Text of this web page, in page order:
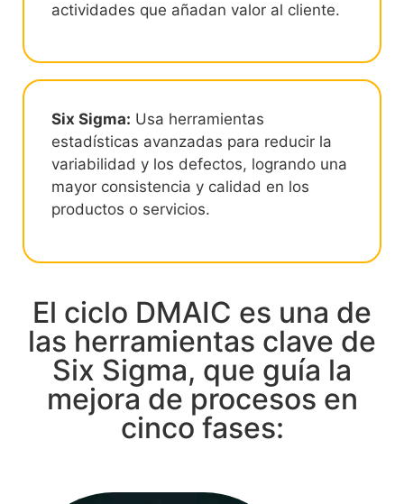
actividades que añadan valor al cliente.
Six Sigma: Usa herramientas
estadísticas avanzadas para reducir la
variabilidad y los defectos, logrando una
mayor consistencia y calidad en los
productos o servicios.
El ciclo DMAIC es una de
las herramientas clave de
Six Sigma, que guía la
mejora de procesos en
cinco fases: